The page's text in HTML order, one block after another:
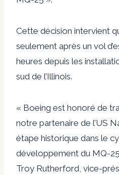
Cette décision intervient
seulement après un vol
heures depuis les
sud de l’Illinois.
« Boeing est honoré de
notre partenaire de l’US
étape historique dans le
développement du MQ-
Troy Rutherford, vice-